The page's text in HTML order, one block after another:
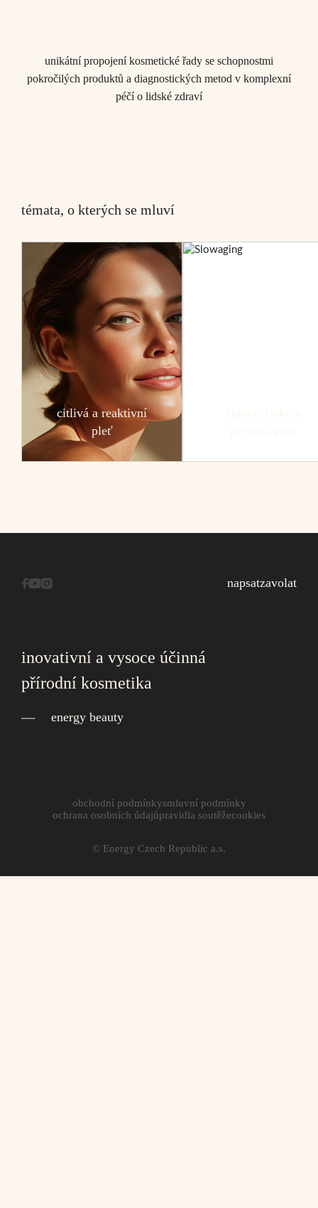
unikátní propojení kosmetické řady se schopnostmi
pokročilých produktů a diagnostických metod v komplexní
péčí o lidské zdraví
témata, o kterých se mluví
citlivá a reaktivní
pleť
napsatzavolat
inovativní a vysoce účinná
přírodní kosmetika
energy beauty
© Energy Czech Republic a.s.
obchodní podmínkysmluvní podmínky
ochrana osobních údajůpravidla soutěžecookies